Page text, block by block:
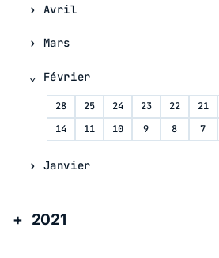
Avril
Mars
Février
28 25 24 23 22 21
14
11 10 9 8 7
Janvier
2021